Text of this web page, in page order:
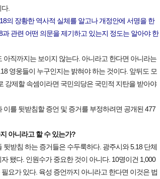
.
의 장황한 역사적 실체를 알고나 개정안에 서명을 한
관련 어떤 의문을 제기하고 있는지 정도는 알아야 한
아직까지는 보이지 않는다. 아니라고 한다면 아니라는
영웅들이 누구인지는 밝혀야 하는 것이다. 앞뒤도 모
강제할 속셈이라면 국민의당은 국민적 지탄을 받아야
를 뒷받침할 증언 및 증거를 부정하려면 공개된 477
아니라고 할 수 있는가?
받침 하는 증거들은 수두룩하다. 광주시와 5.18 단체
됐다. 인원수가 중요한 것이 아니다. 10명이건 1,000
요가 있다. 육성 증언까지 아니라고 한다면 이것은 법